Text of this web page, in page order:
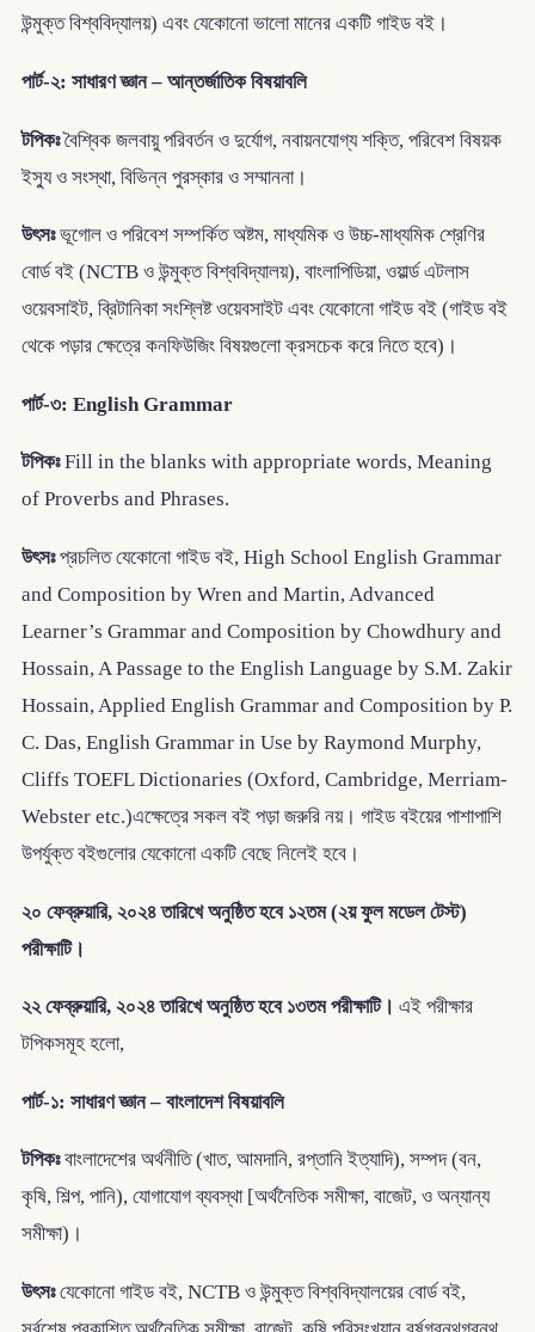
উন্মুক্ত বিশ্ববিদ্যালয়) এবং যেকোনো ভালো মানের একটি গাইড বই।
পার্ট-২: সাধারণ জ্ঞান – আন্তর্জাতিক বিষয়াবলি
টপিকঃবৈশ্বিক জলবায়ু পরিবর্তন ও দুর্যোগ, নবায়নযোগ্য শক্তি, পরিবেশ বিষয়ক
ইস্যু ও সংস্থা, বিভিন্ন পুরস্কার ও সম্মাননা।
উৎসঃভূগোল ও পরিবেশ সম্পর্কিত অষ্টম, মাধ্যমিক ও উচ্চ-মাধ্যমিক শ্রেণির
বোর্ড বই (NCTB ও উন্মুক্ত বিশ্ববিদ্যালয়), বাংলাপিডিয়া, ওয়ার্ল্ড এটলাস
ওয়েবসাইট, ব্রিটানিকা সংশ্লিষ্ট ওয়েবসাইট এবং যেকোনো গাইড বই (গাইড বই
থেকে পড়ার ক্ষেত্রে কনফিউজিং বিষয়গুলো ক্রসচেক করে নিতে হবে)।
পার্ট-৩: English Grammar
টপিকঃFill in the blanks with appropriate words, Meaning
of Proverbs and Phrases.
উৎসঃপ্রচলিত যেকোনো গাইড বই, High School English Grammar
and Composition by Wren and Martin, Advanced
Learner’s Grammar and Composition by Chowdhury and
Hossain, A Passage to the English Language by S.M. Zakir
Hossain, Applied English Grammar and Composition by P.
C. Das, English Grammar in Use by Raymond Murphy,
Cliffs TOEFL Dictionaries (Oxford, Cambridge, Merriam-
Webster etc.)এক্ষেত্রে সকল বই পড়া জরুরি নয়। গাইড বইয়ের পাশাপাশি
উপর্যুক্ত বইগুলোর যেকোনো একটি বেছে নিলেই হবে।
২০ ফেব্রুয়ারি, ২০২৪ তারিখে অনুষ্ঠিত হবে ১২তম (২য় ফুল মডেল টেস্ট)
পরীক্ষাটি।
২২ ফেব্রুয়ারি, ২০২৪ তারিখে অনুষ্ঠিত হবে ১৩তম পরীক্ষাটি। এই পরীক্ষার
টপিকসমূহ হলো,
পার্ট-১: সাধারণ জ্ঞান – বাংলাদেশ বিষয়াবলি
টপিকঃবাংলাদেশের অর্থনীতি (খাত, আমদানি, রপ্তানি ইত্যাদি), সম্পদ (বন,
কৃষি, শিল্প, পানি), যোগাযোগ ব্যবস্থা [অর্থনৈতিক সমীক্ষা, বাজেট, ও অন্যান্য
সমীক্ষা)।
উৎসঃযেকোনো গাইড বই, NCTB ও উন্মুক্ত বিশ্ববিদ্যালয়ের বোর্ড বই,